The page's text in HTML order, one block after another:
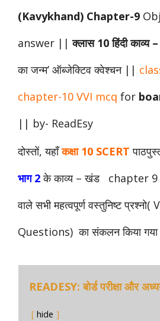
(Kavykhand) Chapter-9
answer ||क्लास 10 हिंदीकाव्य–
का जन्म’ ऑब्जेक्टिव क्वेश्चन ||
chapter-10 VVI mcq for
|| by- ReadEsy
दोस्तों, यहाँकक्षा 10 SCERT
भाग 2केकाव्य– खंड chapter 9
वाले सभी महत्वपूर्ण वस्तुनिष्ट
Questions) का संकलन किया गया
READESY: बोर्ड परीक्षा और
hide